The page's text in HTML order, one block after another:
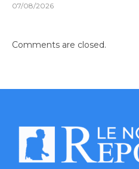
07/08/2026
Comments are closed.